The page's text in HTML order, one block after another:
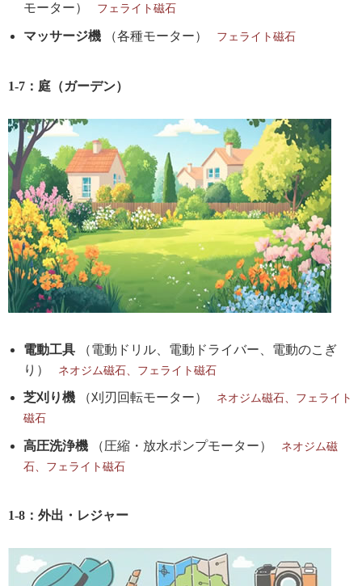
モーター）
フェライト磁石
マッサージ機 （各種モーター） フェライト磁石
1-7：庭（ガーデン）
電動工具 （電動ドリル、電動ドライバー、電動のこぎ
り）
ネオジム磁石、フェライト磁石
芝刈り機 （刈刃回転モーター）
ネオジム磁石、フェライト
磁石
高圧洗浄機 （圧縮・放水ポンプモーター）
ネオジム磁
石、フェライト磁石
1-8：外出・レジャー